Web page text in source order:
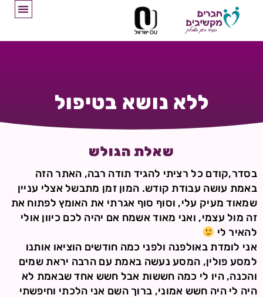
ללא נושא בטיפול
שאלת הגולש
בסדר,קודם כל רציתי להגיד תודה רבה, האתר הזה
באמת עושה עבודת קודש. המון זמן מתבשל אצלי עניין
שמאוד מעיק עלי, וסוף סוף אגרתי את האומץ לפתוח את
זה מול עצמי, ואני מאוד אשמח אם יהיה לכם כיוון אולי
להאיר לי
אני לומדת באולפנה ולפני כמה חודשים הוציאו אותנו
למסע פולין, המסע נעשה באמת עם הרבה יראת שמים
והכנה, היו לי כמה חששות אבל חשש אחד שבאמת לא
היה לי היה חשש אמוני, ברוך השם אני הלכתי וחיפשתי